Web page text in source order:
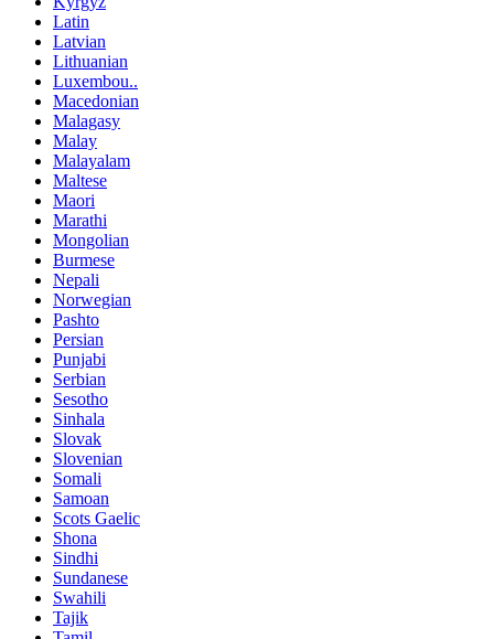
Latin
Latvian
Lithuanian
Luxembou..
Macedonian
Malagasy
Malay
Malayalam
Maltese
Maori
Marathi
Mongolian
Burmese
Nepali
Norwegian
Pashto
Persian
Punjabi
Serbian
Sesotho
Sinhala
Slovak
Slovenian
Somali
Samoan
Scots Gaelic
Shona
Sindhi
Sundanese
Swahili
Tajik